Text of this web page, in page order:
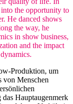
into the opportunity to
He danced shows
the way, he
in show business,
and the impact
Produktion, um
von Menschen
Hauptaugenmerk